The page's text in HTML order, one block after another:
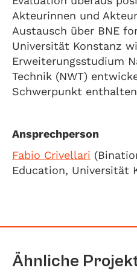
Akteurinnen und
Austausch über BNE
Universität Konstanz
Erweiterungsstudium
Technik (NWT)
Schwerpunkt
Ansprechperson
Fabio Crivellari
Education, Universität
Ähnliche